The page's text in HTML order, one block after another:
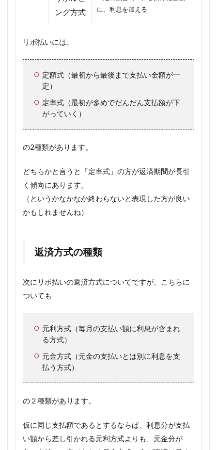
ング方式
に、利息を加える
リボ払いには、
定額式（最初から最後まで支払い金額が一
定）
定率式（最初が多めでだんだん支払額が下
がっていく）
の2種類があります。
どちらかと言うと「定率式」の方が返済期間が長引
く傾向にあります。
（というかなかなか終わらないと表現した方が良い
かもしれませんね）
返済方式の種類
次にリボ払いの返済方式についてですが、こちらに
ついても
元利方式（毎月の支払い額に利息が含まれ
る方式）
元金方式（元金の支払いとは別に利息を支
払う方式）
の２種類があります。
仮に同じ支払額であるとするならば、利息分が支払
い額から差し引かれる元利方式よりも、元金分が